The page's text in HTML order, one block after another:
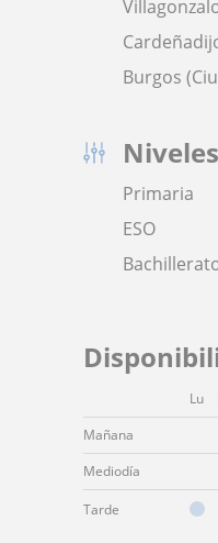
Burgos
Primaria
ESO
Lu
Mañana
Mediodía
Tarde